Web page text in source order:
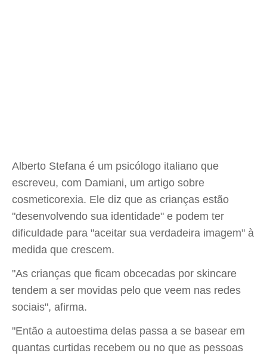
Alberto Stefana é um psicólogo italiano que
escreveu, com Damiani, um artigo sobre
cosmeticorexia. Ele diz que as crianças estão
"desenvolvendo sua identidade" e podem ter
dificuldade para "aceitar sua verdadeira imagem" à
medida que crescem.
"As crianças que ficam obcecadas por skincare
tendem a ser movidas pelo que veem nas redes
sociais", afirma.
"Então a autoestima delas passa a se basear em
quantas curtidas recebem ou no que as pessoas